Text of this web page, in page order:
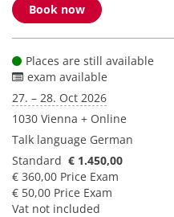
Book now
Places are still available
exam available
27. – 28. Oct 2026
1030 Vienna + Online
Talk language German
Standard € 1.450,00
€ 360,00 Price Exam
€ 50,00 Price Exam
Vat not included